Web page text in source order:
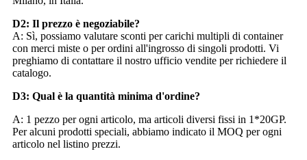
D2: Il prezzo è negoziabile?
A: Sì, possiamo valutare sconti per carichi multipli di container
con merci miste o per ordini all'ingrosso di singoli prodotti. Vi
preghiamo di contattare il nostro ufficio vendite per richiedere il
catalogo.
D3: Qual è la quantità minima d'ordine?
A: 1 pezzo per ogni articolo, ma articoli diversi fissi in 1*20GP.
Per alcuni prodotti speciali, abbiamo indicato il MOQ per ogni
articolo nel listino prezzi.